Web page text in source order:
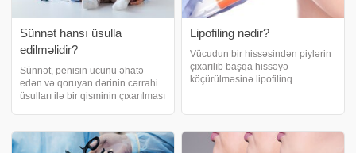
Sünnət hansı üsulla
edilməlidir?
Sünnət, penisin ucunu əhatə
edən və qoruyan dərinin cərrahi
üsulları ilə bir qisminin çıxarılması
edilir. Yenidoğulan müddətdə
edilə biləcəyi kimi irəliləyə
Lipofiling nədir?
Vücudun bir hissəsindən piylərin
çıxarılıb başqa hissəyə
köçürülməsinə lipofilinq
plastik cərrah Günel Bayramlı
məlumat verib. Onun sözlərinə
görə, bu prosedu